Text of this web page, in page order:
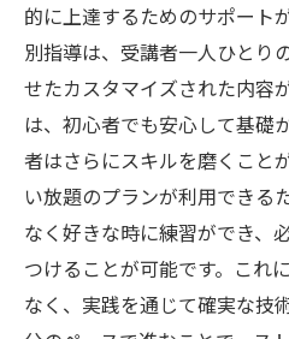
的に上達するためのサポート
別指導は、受講者一人ひとり
せたカスタマイズされた内容
は、初心者でも安心して基礎
者はさらにスキルを磨くこと
い放題のプランが利用できる
なく好きな時に練習ができ、
つけることが可能です。これ
なく、実践を通じて確実な技